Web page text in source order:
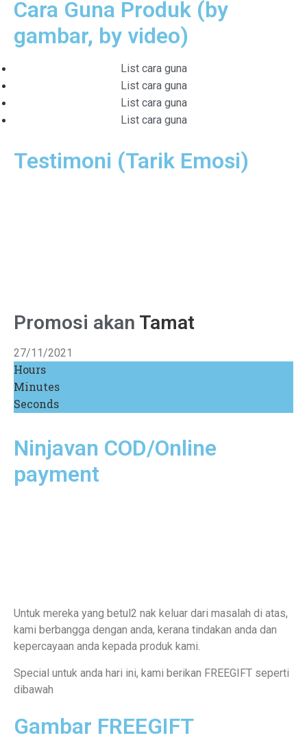
Cara Guna Produk (by
gambar, by video)
List cara guna
List cara guna
List cara guna
List cara guna
Testimoni (Tarik Emosi)
Promosi akan Tamat
27/11/2021
Hours
Minutes
Seconds
Ninjavan COD/Online
payment
Untuk mereka yang betul2 nak keluar dari masalah di atas,
kami berbangga dengan anda, kerana tindakan anda dan
kepercayaan anda kepada produk kami.
Special untuk anda hari ini, kami berikan FREEGIFT seperti
dibawah
Gambar FREEGIFT